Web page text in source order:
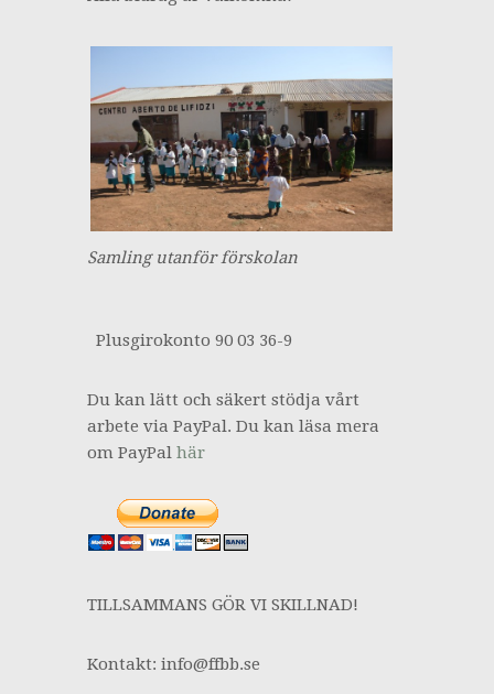
Samling utanför förskolan
Plusgirokonto 90 03 36-9
Du kan lätt och säkert stödja vårt
arbete via PayPal. Du kan läsa mera
om PayPal här
TILLSAMMANS GÖR VI SKILLNAD!
Kontakt: info@ffbb.se